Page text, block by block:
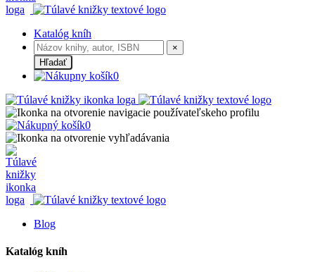
Katalóg kníh
×
Hľadať
0
0
Blog
Katalóg kníh